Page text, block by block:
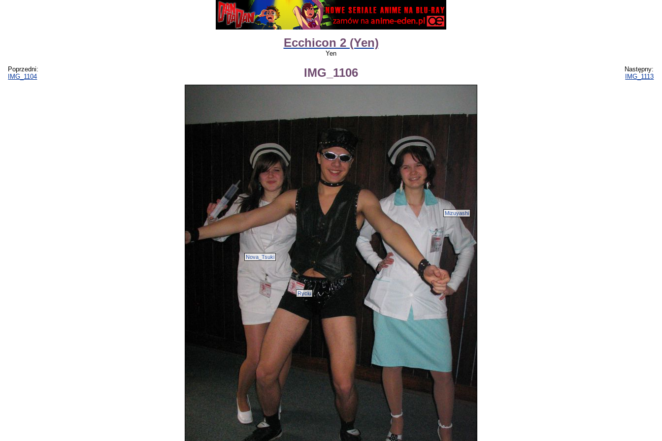
Ecchicon 2 (Yen)
Yen
Poprzedni:
IMG_1104
IMG_1106
Następny:
IMG_1113
Mizuyashi
Nova_Tsuki
Ryciu